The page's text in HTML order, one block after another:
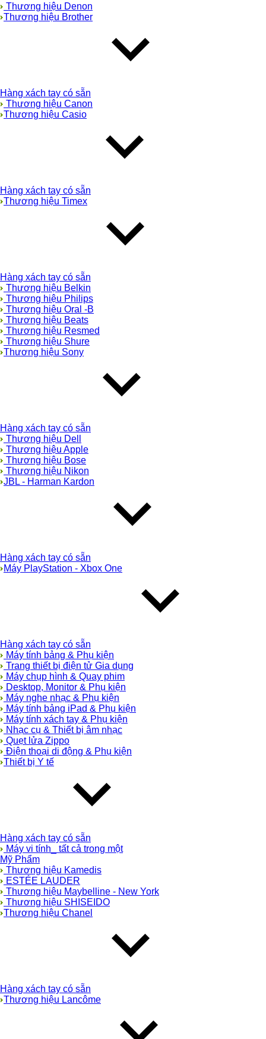
Thương hiệu Denon
Thương hiệu Brother
Hàng xách tay có sẵn
Thương hiệu Canon
Thương hiệu Casio
Hàng xách tay có sẵn
Thương hiệu Timex
Hàng xách tay có sẵn
Thương hiệu Belkin
Thương hiệu Philips
Thương hiệu Oral -B
Thương hiệu Beats
Thương hiệu Resmed
Thương hiệu Shure
Thương hiệu Sony
Hàng xách tay có sẵn
Thương hiệu Dell
Thương hiệu Apple
Thương hiệu Bose
Thương hiệu Nikon
JBL - Harman Kardon
Hàng xách tay có sẵn
Máy PlayStation - Xbox One
Hàng xách tay có sẵn
Máy tính bảng & Phụ kiện
Trang thiết bị điện tử Gia dụng
Máy chụp hình & Quay phim
Desktop, Monitor & Phụ kiện
Máy nghe nhạc & Phụ kiện
Máy tính bảng iPad & Phụ kiện
Máy tính xách tay & Phụ kiện
Nhạc cụ & Thiết bị âm nhạc
Quẹt lửa Zippo
Điện thoại di động & Phụ kiện
Thiết bị Y tế
Hàng xách tay có sẵn
Máy vi tính_ tất cả trong một
Mỹ Phẩm
Thương hiệu Kamedis
ESTÉE LAUDER
Thương hiệu Maybelline - New York
Thương hiệu SHISEIDO
Thương hiệu Chanel
Hàng xách tay có sẵn
Thương hiệu Lancôme